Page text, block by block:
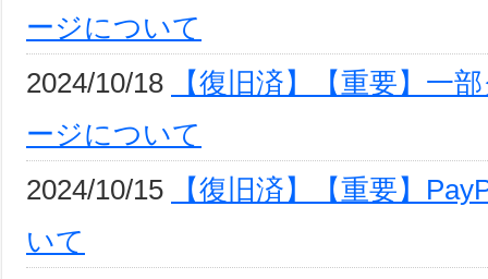
ージについて
2024/10/18
【復旧済】【重要】一
ージについて
2024/10/15
【復旧済】【重要】
いて